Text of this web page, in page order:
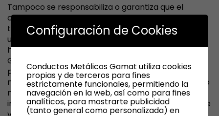
Tampoco se responsabiliza o garantiza que el
contenido o software al que pueda accederse a
través de este Sitio Web, esté libre de error o cause
un daño al sistema informático (software y
hardware) del Usuario. En ningún caso Conductos
Gamat será responsable por las pérdidas, daños o
perjuicios de cualquier tipo que surjan por el acceso,
navegación y el uso del Sitio Web, incluyéndose, pero
no limitándose, a los ocasionados a los sistemas
informáticos o los provocados por la introducción de
Configuración de Cookies
Conductos Metálicos Gamat utiliza cookies
propias y de terceros para fines
estrictamente funcionales, permitiendo la
navegación en la web, así como para fines
analíticos, para mostrarte publicidad
(tanto general como personalizada) en